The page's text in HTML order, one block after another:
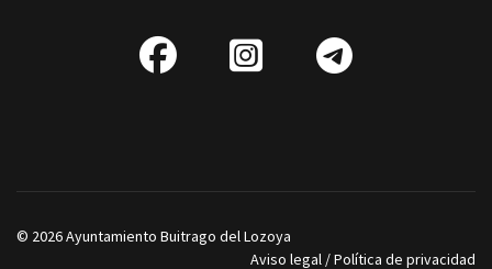
fab
IG
© 2026 Ayuntamiento Buitrago del Lozoya
Aviso legal /Política de privacidad